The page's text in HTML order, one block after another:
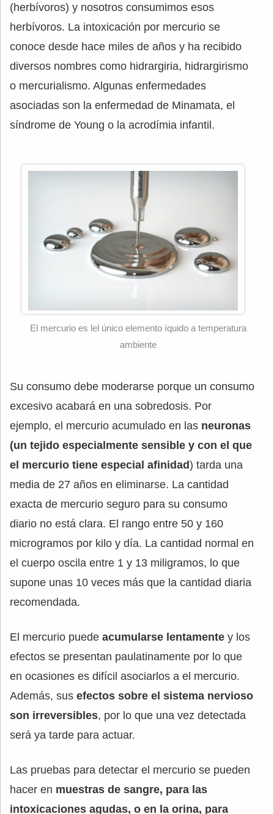
(herbívoros) y nosotros consumimos esos
herbívoros. La intoxicación por mercurio se
conoce desde hace miles de años y ha recibido
diversos nombres como hidrargiria, hidrargirismo
o mercurialismo. Algunas enfermedades
asociadas son la enfermedad de Minamata, el
síndrome de Young o la acrodímia infantil.
El mercurio es lel único elemento íquido a temperatura
ambiente
Su consumo debe moderarse porque un consumo
excesivo acabará en una sobredosis. Por
ejemplo, el mercurio acumulado en las neuronas
(un tejido especialmente sensible y con el que
el mercurio tiene especial afinidad) tarda una
media de 27 años en eliminarse. La cantidad
exacta de mercurio seguro para su consumo
diario no está clara. El rango entre 50 y 160
microgramos por kilo y día. La cantidad normal en
el cuerpo oscila entre 1 y 13 miligramos, lo que
supone unas 10 veces más que la cantidad diaria
recomendada.
El mercurio puede acumularse lentamente y los
efectos se presentan paulatinamente por lo que
en ocasiones es difícil asociarlos a el mercurio.
Además, sus efectos sobre el sistema nervioso
son irreversibles, por lo que una vez detectada
será ya tarde para actuar.
Las pruebas para detectar el mercurio se pueden
hacer en muestras de sangre, para las
intoxicaciones agudas, o en la orina, para